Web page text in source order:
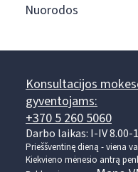
Nuorodos
Konsultacijos
gyventojams:
+370 5 260 5060
Darbo laikas: I-IV 8.00-
Prieššventinę dieną - viena
Kiekvieno mėnesio antrą